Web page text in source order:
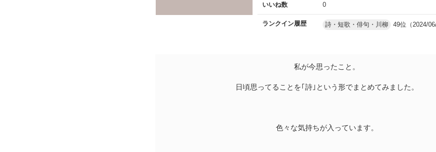
いいね数 0
ランクイン履歴 詩・短歌・俳句・川柳 49位（2024/
私が今思ったこと。
日頃思ってることを｢詩｣という形でまとめてみました。
色々な気持ちが入っています。